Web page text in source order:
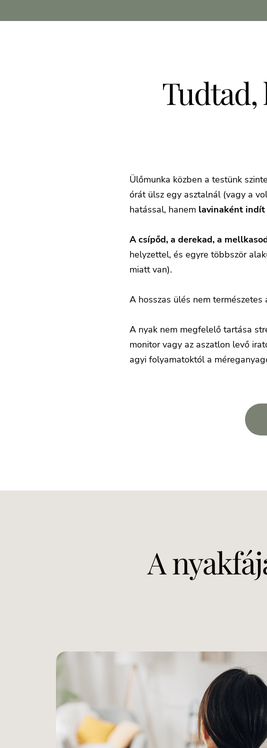
Tudtad,
Ülőmunka közben a testünk szinte
órát ülsz egy asztalnál (vagy a
hatással, hanem lavinaként indít
A csípőd, a derekad, a
helyzettel, és egyre többször
miatt van).
A hosszas ülés nem
A nyak nem megfelelő tartása
monitor vagy az aszatlon levő
agyi folyamatoktól a
A